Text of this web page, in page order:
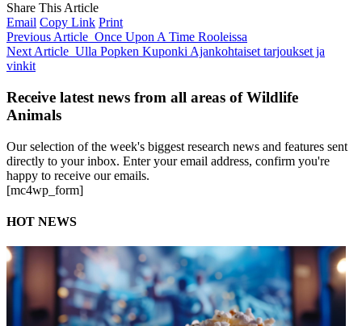
Share This Article
Email Copy Link Print
Previous Article Once Upon A Time Rooleissa
Next Article Ulla Popken Kuponki Ajankohtaiset tarjoukset ja
vinkit
Receive latest news from all areas of Wildlife
Animals
Our selection of the week's biggest research news and features sent
directly to your inbox. Enter your email address, confirm you're
happy to receive our emails.
[mc4wp_form]
HOT NEWS